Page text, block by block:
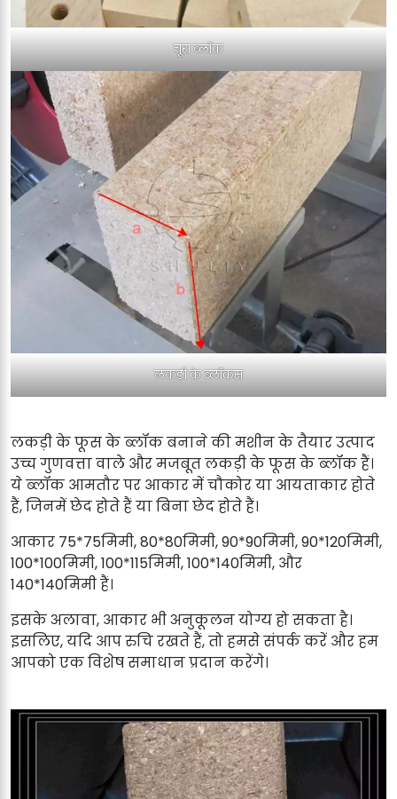
चूरा ब्लॉक
लकड़ी के ब्लॉकस
लकड़ी के फूस के ब्लॉक बनाने की मशीन के तैयार उत्पाद
उच्च गुणवत्ता वाले और मजबूत लकड़ी के फूस के ब्लॉक हैं।
ये ब्लॉक आमतौर पर आकार में चौकोर या आयताकार होते
हैं, जिनमें छेद होते हैं या बिना छेद होते हैं।
आकार 75*75मिमी, 80*80मिमी, 90*90मिमी, 90*120मिमी,
100*100मिमी, 100*115मिमी, 100*140मिमी, और
140*140मिमी हैं।
इसके अलावा, आकार भी अनुकूलन योग्य हो सकता है।
इसलिए, यदि आप रुचि रखते हैं, तो हमसे संपर्क करें और हम
आपको एक विशेष समाधान प्रदान करेंगे।